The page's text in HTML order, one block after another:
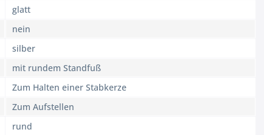
glatt
nein
silber
mit rundem Standfuß
Zum Halten einer Stabkerze
Zum Aufstellen
rund